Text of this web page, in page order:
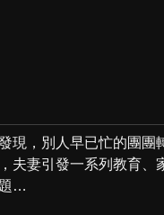
現，別人早已忙的團
夫妻引發一系列教育
…